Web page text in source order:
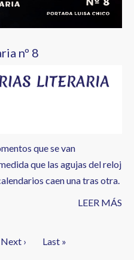
nº 8
que se van
que las agujas del reloj
caen una tras otra.
LEER MÁS
Siguiente
Next ›
Última
Last »